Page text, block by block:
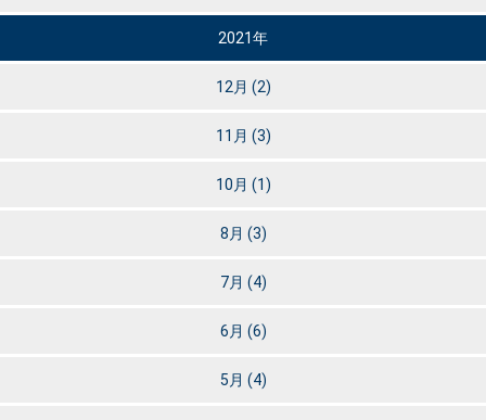
2021年
12月 (2)
11月 (3)
10月 (1)
8月 (3)
7月 (4)
6月 (6)
5月 (4)